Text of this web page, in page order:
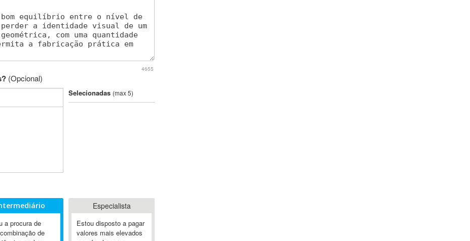
4655
(Opcional)
Selecionadas (max 5)
a procura de
de
Especialista
Estou disposto a pagar
valores mais elevados